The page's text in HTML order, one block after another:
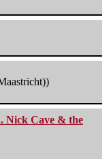
Nick Cave & the